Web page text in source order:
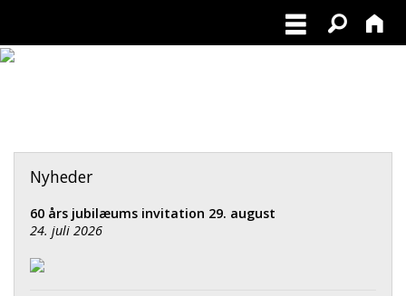
Nyheder
60 års jubilæums invitation 29. august
24. juli 2026